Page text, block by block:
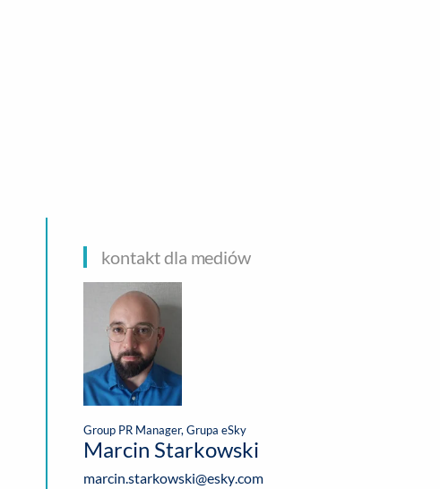
kontakt dla mediów
Group PR Manager, Grupa eSky
Marcin Starkowski
marcin.starkowski@esky.com